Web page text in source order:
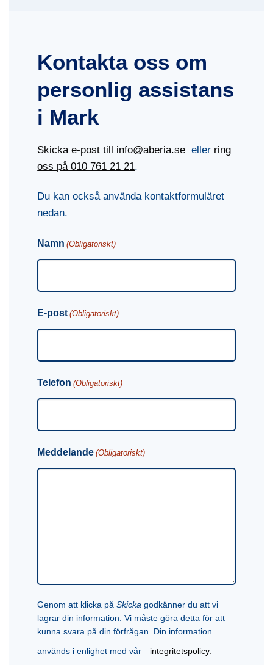
Kontakta oss om
personlig assistans
i Mark
Skicka e-post till info@aberia.se eller ring
oss på010 761 21 21.
Du kan också använda kontaktformuläret
nedan.
Namn (Obligatoriskt)
E-post (Obligatoriskt)
Telefon (Obligatoriskt)
Meddelande (Obligatoriskt)
Genom att klicka påSkicka godkänner du att vi
lagrar din information. Vi måste göra detta för att
kunna svara på din förfrågan. Din information
används i enlighet med vår
integritetspolicy.